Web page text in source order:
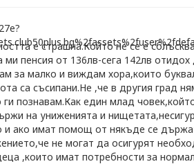
е страшна.Който не се е
пенсия от 136лв-сега 142лв
за малко и виждам хора,които
са съсипани.Не ,че в другия град
познавам.Как един млад
на униженията и
ако имат помощ от някъде се
не могат да осигурят
,които имат потребности за